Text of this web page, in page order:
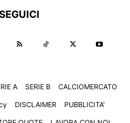
SEGUICI
A SERIE B CALCIOMERCATO
DISCLAIMER PUBBLICITA’